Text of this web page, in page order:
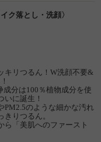
ク落とし・洗顔〉
キリつるん！W洗顔不要&
分は100％植物成分を使
に誕生！
PM2.5のような細かな汚れ
りつるん。
ら「美肌へのファースト